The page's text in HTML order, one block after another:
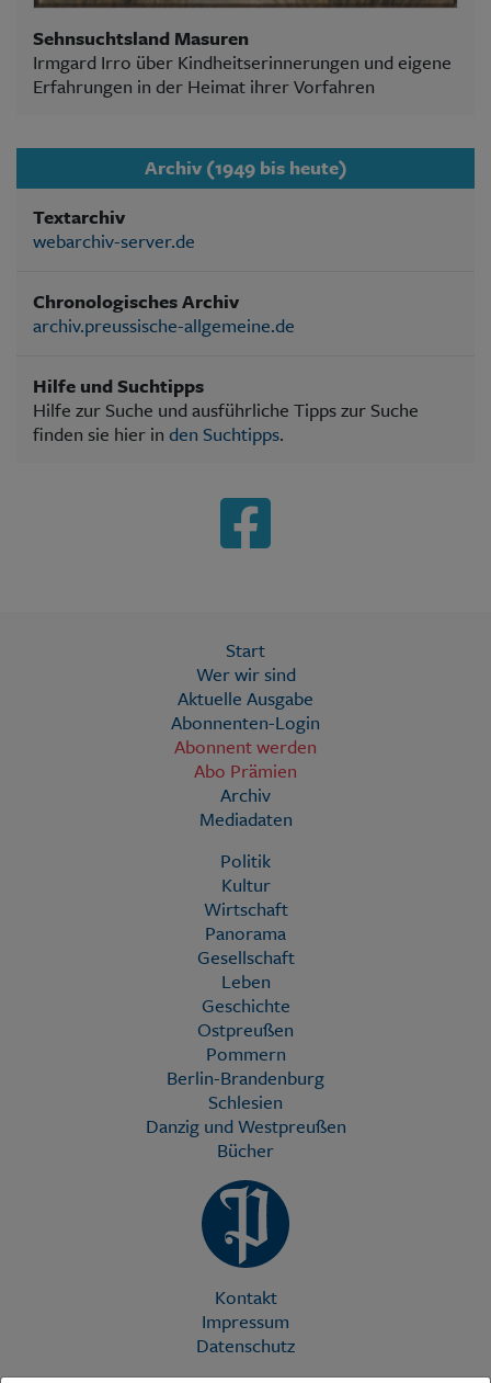
Sehnsuchtsland Masuren
Irmgard Irro über Kindheitserinnerungen und eigene
Erfahrungen in der Heimat ihrer Vorfahren
Archiv (1949 bis heute)
Textarchiv
webarchiv-server.de
Chronologisches Archiv
archiv.preussische-allgemeine.de
Hilfe und Suchtipps
Hilfe zur Suche und ausführliche Tipps zur Suche
finden sie hier in den Suchtipps.
Start
Wer wir sind
Aktuelle Ausgabe
Abonnenten-Login
Abonnent werden
Abo Prämien
Archiv
Mediadaten
Politik
Kultur
Wirtschaft
Panorama
Gesellschaft
Leben
Geschichte
Ostpreußen
Pommern
Berlin-Brandenburg
Schlesien
Danzig und Westpreußen
Bücher
Kontakt
Impressum
Datenschutz